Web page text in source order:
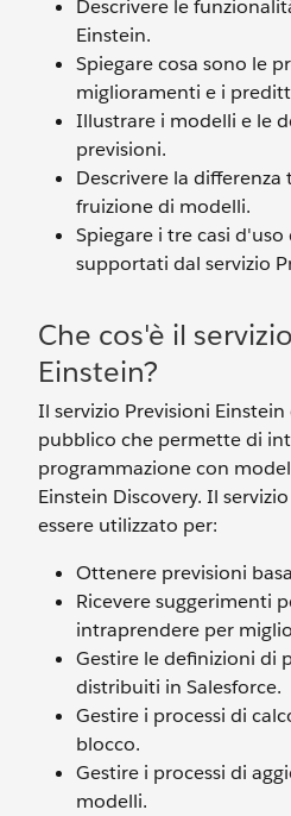
Descrivere le
Einstein.
Spiegare cosa sono le
miglioramenti e i
Illustrare i modelli e le
previsioni.
Descrivere la
fruizione di modelli.
Spiegare i tre casi
supportati dal servizio
Che cos'è il
Einstein?
Il servizio Previsioni Einstein
pubblico che permette di
programmazione con
Einstein Discovery. Il
essere utilizzato per:
Ottenere previsioni
Ricevere suggerimenti
intraprendere per
Gestire le definizioni di
distribuiti in Salesforce.
Gestire i processi di
blocco.
Gestire i processi di
modelli.